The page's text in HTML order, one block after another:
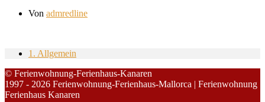
Von admredline
1. Allgemein
© Ferienwohnung-Ferienhaus-Kanaren
1997 - 2026 Ferienwohnung-Ferienhaus-Mallorca | Ferienwohnung
Ferienhaus Kanaren